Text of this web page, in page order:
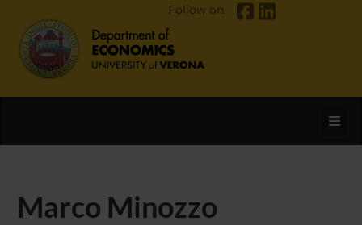
Follow on
Marco Minozzo